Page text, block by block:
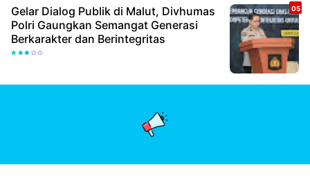
Gelar Dialog Publik di Malut, Divhumas
Polri Gaungkan Semangat Generasi
Berkarakter dan Berintegritas